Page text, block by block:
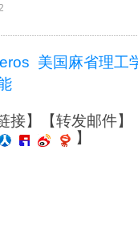
美国麻省理工
接】【转发邮件】
】